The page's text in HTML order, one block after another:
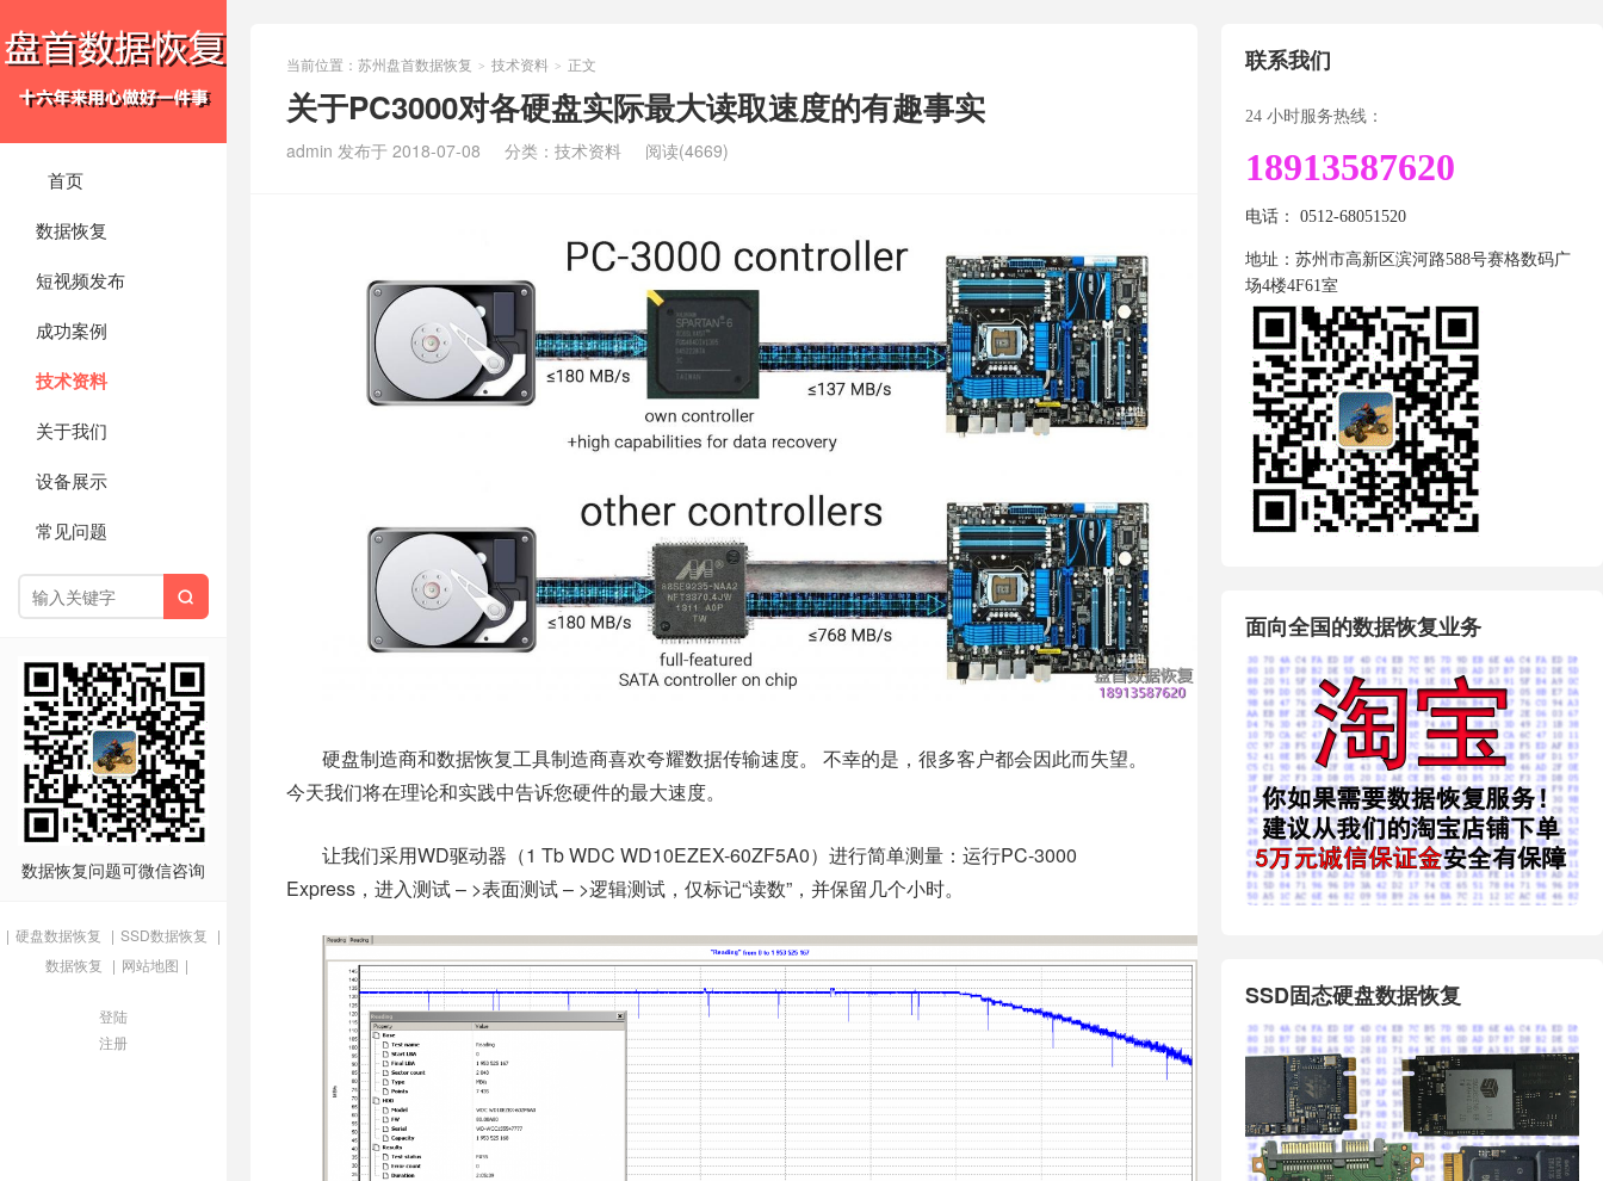
首页
数据恢复
短视频发布
成功案例
技术资料
关于我们
设备展示
常见问题

数据恢复问题可微信咨询
| 硬盘数据恢复 | SSD数据恢复 |
数据恢复 | 网站地图 |
登陆
注册
当前位置： 苏州盘首数据恢复 > 技术资料 > 正文
关于PC3000对各硬盘实际最大读取速度的有趣事实
admin 发布于 2018-07-08 分类： 技术资料 阅读(4669)
硬盘制造商和数据恢复工具制造商喜欢夸耀数据传输速度。
不幸的是，很多客户都会因此而失望。
今天我们将在理论和实践中告诉您硬件的最大速度。
让我们采用WD驱动器（1 Tb WDC WD10EZEX-60ZF5A0）进行简单测量：运行PC-3000
Express，进入测试 – >表面测试 – >逻辑测试，仅标记“读数”，并保留几个小时。
联系我们
24 小时服务热线：
18913587620
电话： 0512-68051520
地址：苏州市高新区滨河路588号赛格数码广
场4楼4F61室
面向全国的数据恢复业务
SSD固态硬盘数据恢复